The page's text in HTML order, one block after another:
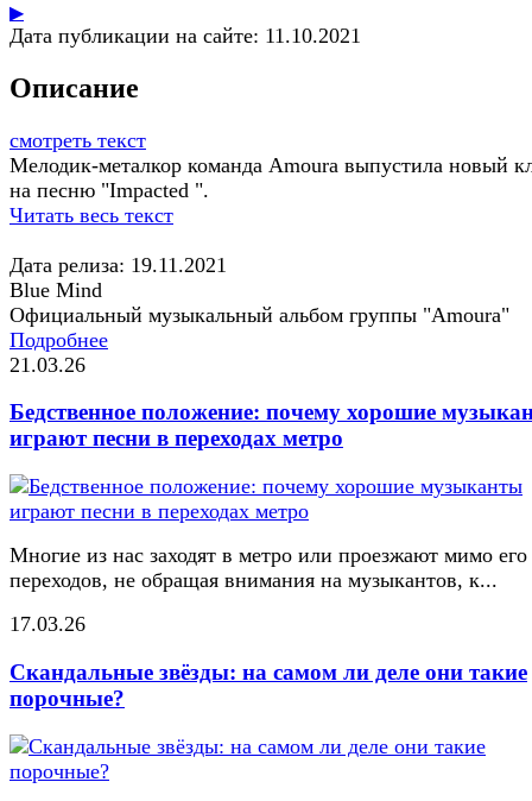
▶
Дата публикации на сайте: 11.10.2021
Описание
смотреть текст
Мелодик-металкор команда Amoura выпустила новый
на песню "Impacted ".
Читать весь текст
Дата релиза: 19.11.2021
Blue Mind
Официальный музыкальный альбом группы "Amoura"
Подробнее
21.03.26
Бедственное положение: почему хорошие
играют песни в переходах метро
Многие из нас заходят в метро или проезжают мимо его
переходов, не обращая внимания на музыкантов, к...
17.03.26
Скандальные звёзды: на самом ли деле они такие
порочные?